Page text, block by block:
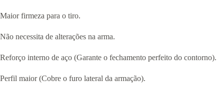
Maior firmeza para o tiro.
Não necessita de alterações na arma.
Reforço interno de aço (Garante o fechamento perfeito do contorno).
Perfil maior (Cobre o furo lateral da armação).